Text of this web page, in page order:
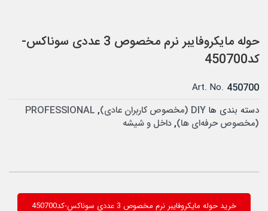
حوله مایکروفایبر نرم مخصوص 3 عددی سوناکس-
کد450700
Art. No. 450700
دسته بندی ها DIY (مخصوص کاربران عادی) ,
PROFESSIONAL
(مخصوص حرفه‌ای ها),داخل و شیشه
خرید حوله مایکروفایبر نرم مخصوص 3 عددی سوناکس-کد450700